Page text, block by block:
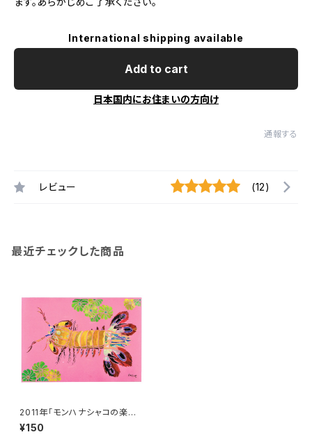
International shipping available
Add to cart
日本国内にお住まいの方向け
通報する
レビュー (12)
最近チェックした商品
2011年「モンハナシャコの楽園」
絵はがき
¥150